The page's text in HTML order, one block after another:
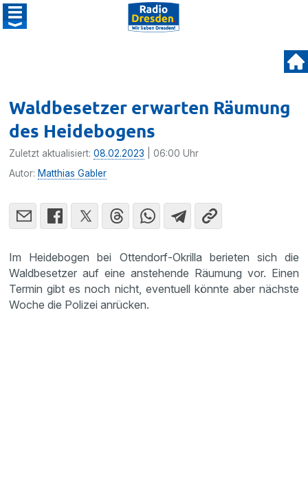
Waldbesetzer erwarten Räumung
des Heidebogens
Zuletzt aktualisiert:08.02.2023 | 06:00 Uhr
Autor: Matthias Gabler
Im Heidebogen bei Ottendorf-Okrilla berieten sich die
Waldbesetzer auf eine anstehende Räumung vor. Einen
Termin gibt es noch nicht, eventuell könnte aber nächste
Woche die Polizei anrücken.